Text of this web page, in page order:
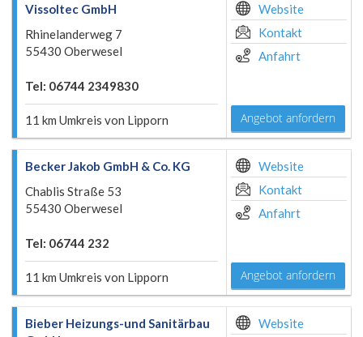
Vissoltec GmbH
Rhinelanderweg 7
55430 Oberwesel
Tel: 06744 2349830
11 km Umkreis von Lipporn
Website
Kontakt
Anfahrt
Angebot anfordern
Becker Jakob GmbH & Co. KG
Chablis Straße 53
55430 Oberwesel
Tel: 06744 232
11 km Umkreis von Lipporn
Website
Kontakt
Anfahrt
Angebot anfordern
Bieber Heizungs-und Sanitärbau
Website